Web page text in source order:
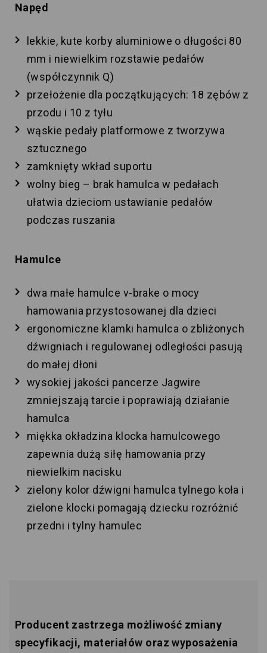
Napęd
lekkie, kute korby aluminiowe o długości 80
mm i niewielkim rozstawie pedałów
(współczynnik Q)
przełożenie dla początkujących: 18 zębów z
przodu i 10 z tyłu
wąskie pedały platformowe z tworzywa
sztucznego
zamknięty wkład suportu
wolny bieg – brak hamulca w pedałach
ułatwia dzieciom ustawianie pedałów
podczas ruszania
Hamulce
dwa małe hamulce v-brake o mocy
hamowania przystosowanej dla dzieci
ergonomiczne klamki hamulca o zbliżonych
dźwigniach i regulowanej odległości pasują
do małej dłoni
wysokiej jakości pancerze Jagwire
zmniejszają tarcie i poprawiają działanie
hamulca
miękka okładzina klocka hamulcowego
zapewnia dużą siłę hamowania przy
niewielkim nacisku
zielony kolor dźwigni hamulca tylnego koła i
zielone klocki pomagają dziecku rozróżnić
przedni i tylny hamulec
Producent zastrzega możliwość zmiany
specyfikacji, materiałów oraz wyposażenia